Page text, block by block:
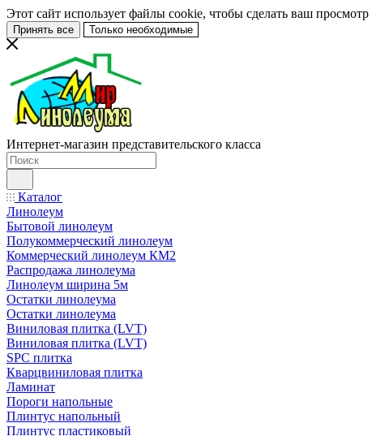
Этот сайт использует файлы cookie, чтобы сделать ваш
Принять все Только необходимые
Интернет-магазин представительского класса
Каталог
Линолеум
Бытовой линолеум
Полукоммерческий линолеум
Коммерческий линолеум КМ2
Распродажа линолеума
Линолеум ширина 5м
Остатки линолеума
Остатки линолеума
Виниловая плитка (LVT)
Виниловая плитка (LVT)
SPC плитка
Кварцвиниловая плитка
Ламинат
Пороги напольные
Плинтус напольный
Плинтус пластиковый